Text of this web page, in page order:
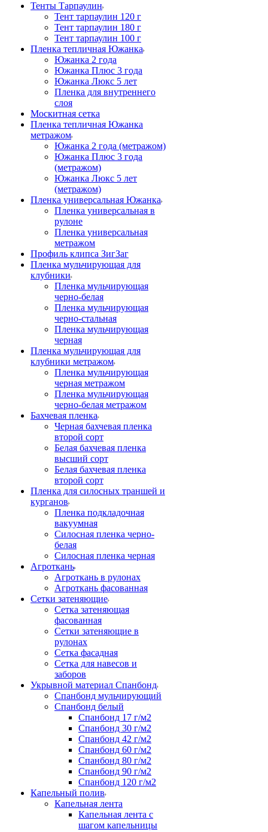
Тенты Тарпаулин
Тент тарпаулин 120 г
Тент тарпаулин 180 г
Тент тарпаулин 100 г
Пленка тепличная Южанка
Южанка 2 года
Южанка Плюс 3 года
Южанка Люкс 5 лет
Пленка для внутреннего
слоя
Москитная сетка
Пленка тепличная Южанка
метражом
Южанка 2 года (метражом)
Южанка Плюс 3 года
(метражом)
Южанка Люкс 5 лет
(метражом)
Пленка универсальная Южанка
Пленка универсальная в
рулоне
Пленка универсальная
метражом
Профиль клипса ЗигЗаг
Пленка мульчирующая для
клубники
Пленка мульчирующая
черно-белая
Пленка мульчирующая
черно-стальная
Пленка мульчирующая
черная
Пленка мульчирующая для
клубники метражом
Пленка мульчирующая
черная метражом
Пленка мульчирующая
черно-белая метражом
Бахчевая пленка
Черная бахчевая пленка
второй сорт
Белая бахчевая пленка
высший сорт
Белая бахчевая пленка
второй сорт
Пленка для силосных траншей и
курганов
Пленка подкладочная
вакуумная
Силосная пленка черно-
белая
Силосная пленка черная
Агроткань
Агроткань в рулонах
Агроткань фасованная
Сетки затеняющие
Сетка затеняющая
фасованная
Сетки затеняющие в
рулонах
Сетка фасадная
Сетка для навесов и
заборов
Укрывной материал Спанбонд
Спанбонд мульчирующий
Спанбонд белый
Спанбонд 17 г/м2
Спанбонд 30 г/м2
Спанбонд 42 г/м2
Спанбонд 60 г/м2
Спанбонд 80 г/м2
Спанбонд 90 г/м2
Спанбонд 120 г/м2
Капельный полив
Капельная лента
Капельная лента с
шагом капельницы